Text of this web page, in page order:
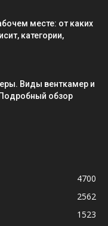
месте: от каких
категории,
Виды венткамер и
обзор
4700
2562
1523